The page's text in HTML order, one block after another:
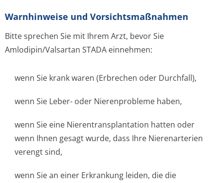
Warnhinweise und Vorsichtsmaßnahmen
Bitte sprechen Sie mit Ihrem Arzt, bevor Sie
Amlodipin/Valsartan STADA einnehmen:
wenn Sie krank waren (Erbrechen oder Durchfall),
wenn Sie Leber- oder Nierenprobleme haben,
wenn Sie eine Nierentransplan­tation hatten oder
wenn Ihnen gesagt wurde, dass Ihre Nierenarterien
verengt sind,
wenn Sie an einer Erkrankung leiden, die die